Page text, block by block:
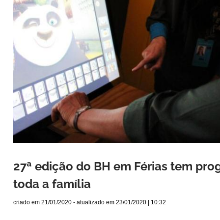
27ª edição do BH em Férias tem
toda a família
criado em 21/01/2020 - atualizado em 23/01/2020 | 10:32